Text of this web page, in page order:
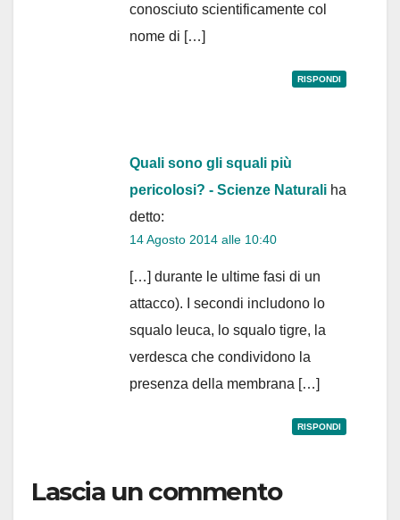
conosciuto scientificamente col
nome di […]
RISPONDI
Quali sono gli squali più
pericolosi? - Scienze Naturali ha
detto:
14 Agosto 2014 alle 10:40
[…] durante le ultime fasi di un
attacco). I secondi includono lo
squalo leuca, lo squalo tigre, la
verdesca che condividono la
presenza della membrana […]
RISPONDI
Lascia un commento